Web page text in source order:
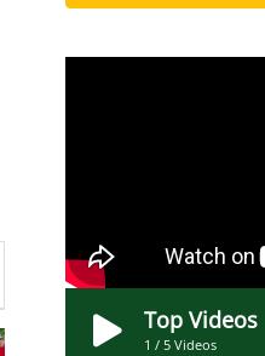
Top Videos
1 / 5 Videos